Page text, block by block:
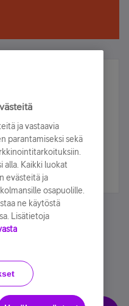
ja voita!
arvonnassa.
statement
ja vastaavia
parantamiseksi sekä
alla. Kaikki luokat
evästeitä ja
osapuolille.
ne käytöstä
Lisätietoja